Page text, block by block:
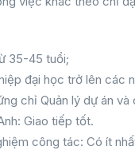
35-45 tuổi;
đại học trở lên các
chỉ Quản lý dự án
Giao tiếp tốt.
công tác: Có ít